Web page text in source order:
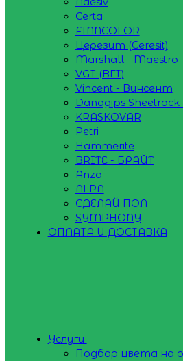
Certa
FINNCOLOR
Церезит (Ceresit)
Marshall - Maestro
VGT (ВГТ)
Vincent - Винсент
Danogips
KRASKOVAR
Petri
Hammerite
BRITE - БРАЙТ
Anza
ALPA
СДЕЛАЙ ПОЛ
SYMPHONY
ОПЛАТА И ДОСТАВКА
Услуги
Подбор цвета на